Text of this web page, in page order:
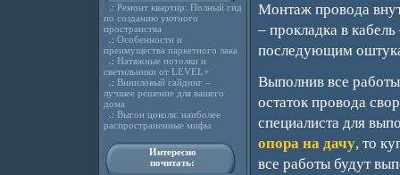
.: Ремонт квартир: Полный гид
по созданию уютного
пространства
.: Особенности и
преимущества паркетного лака
.: Натяжные потолки и
светильники от LEVEL+
.: Виниловый сайдинг –
лучшее решение для вашего
дома
.: Выгон цоколя: наиболее
распространенные мифы
Интересно
почитать:
Монтаж провода
– прокладка в
последующим
Выполнив все
остаток провода
специалиста для
опора на дачу, то
все работы будут